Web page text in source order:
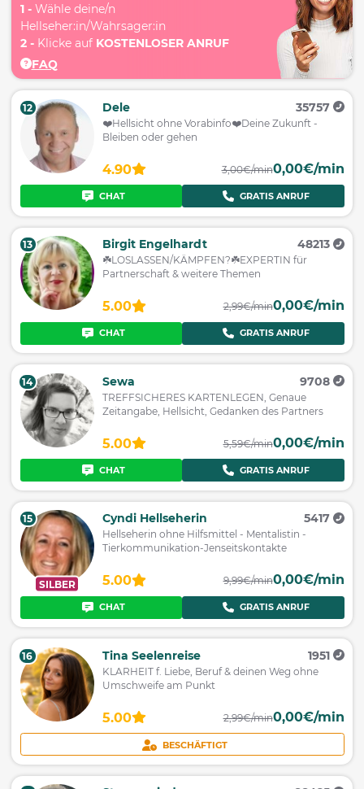
1 -Wähle deine/n
Hellseher:in/Wahrsager:in
2 -Klicke auf KOSTENLOSER ANRUF
FAQ
12 Dele 35757
❤️️Hellsicht ohne Vorabinfo❤️️Deine Zukunft -
Bleiben oder gehen
4.90 3,00€/min0,00€/min
CHAT GRATIS ANRUF
13 Birgit Engelhardt 48213
☘️LOSLASSEN/KÄMPFEN?☘️EXPERTIN für
Partnerschaft & weitere Themen
5.00 2,99€/min0,00€/min
CHAT GRATIS ANRUF
14 Sewa 9708
TREFFSICHERES KARTENLEGEN, Genaue
Zeitangabe, Hellsicht, Gedanken des Partners
5.00 5,59€/min0,00€/min
CHAT GRATIS ANRUF
SILBER
15 Cyndi Hellseherin 5417
Hellseherin ohne Hilfsmittel - Mentalistin -
Tierkommunikation-Jenseitskontakte
5.00 9,99€/min0,00€/min
CHAT GRATIS ANRUF
16 Tina Seelenreise 1951
KLARHEIT f. Liebe, Beruf & deinen Weg ohne
Umschweife am Punkt
5.00 2,99€/min0,00€/min
BESCHÄFTIGT